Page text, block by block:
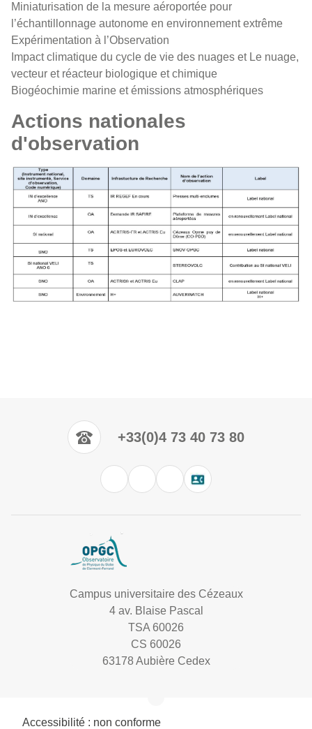
Miniaturisation de la mesure aéroportée pour
l’échantillonnage autonome en environnement extrême
Expérimentation à l’Observation
Impact climatique du cycle de vie des nuages et Le nuage,
vecteur et réacteur biologique et chimique
Biogéochimie marine et émissions atmosphériques
Actions nationales
d'observation
+33(0)4 73 40 73 80
Campus universitaire des Cézeaux
4 av. Blaise Pascal
TSA 60026
CS 60026
63178 Aubière Cedex
Accessibilité : non conforme